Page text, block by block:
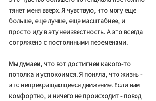
тянет меня вверх. Я чувствую, что могу еще
больше, еще лучше, еще масштабнее, и
просто иду в эту неизвестность. А это всегда
сопряжено с постоянными переменами.
Мы думаем, что вот достигнем какого-то
потолка и успокоимся. Я поняла, что жизнь -
это непрекращающееся движение. Если вам
комфортно, и ничего не происходит - повод